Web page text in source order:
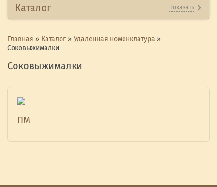
Каталог Показать
Главная » Каталог » Удаленная номенклатура »
Соковыжималки
Соковыжималки
ПМ